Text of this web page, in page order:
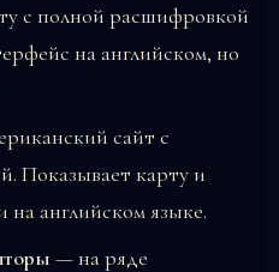
с полной расшифровкой
на английском, но
сайт с
Показывает карту и
английском языке.
— на ряде